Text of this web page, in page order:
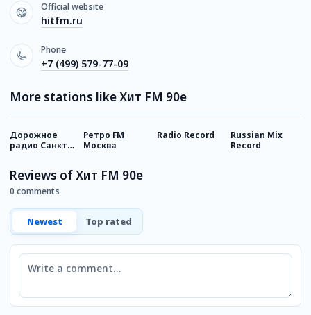
Official website
hitfm.ru
Phone
+7 (499) 579-77-09
More stations like Хит FM 90е
Дорожное
радио Санкт-
Ретро FM
Москва
Radio Record
Russian Mix
Record
Reviews of Хит FM 90е
0 comments
Newest Top rated
Comment